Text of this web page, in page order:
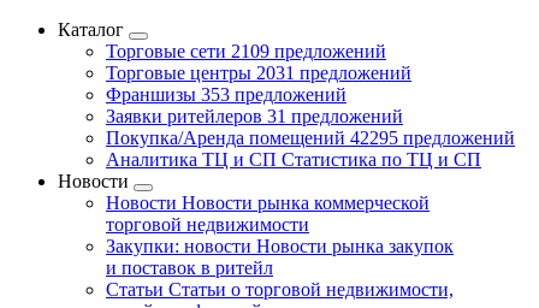
Каталог
Торговые сети 2109 предложений
Торговые центры 2031 предложений
Франшизы 353 предложений
Заявки ритейлеров 31 предложений
Покупка/Аренда помещений 42295 предложений
Аналитика ТЦ и СП Статистика по ТЦ и СП
Новости
Новости Новости рынка коммерческой
торговой недвижимости
Закупки: новости Новости рынка закупок
и поставок в ритейл
Статьи Статьи о торговой недвижимости,